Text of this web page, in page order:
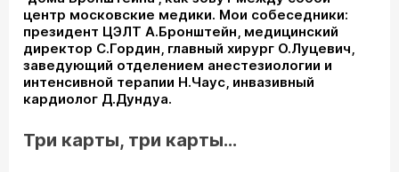
центр московские медики. Мои собеседники:
президент ЦЭЛТ А.Бронштейн, медицинский
директор С.Гордин, главный хирург О.Луцевич,
заведующий отделением анестезиологии и
интенсивной терапии Н.Чаус, инвазивный
кардиолог Д.Дундуа.
Три карты, три карты…